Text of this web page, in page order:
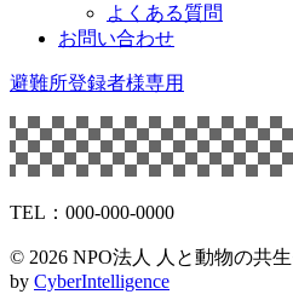
よくある質問
お問い合わせ
避難所登録者様専用
TEL：000-000-0000
© 2026 NPO法人 人と動物の共
by CyberIntelligence